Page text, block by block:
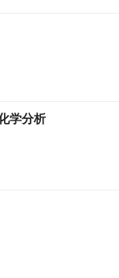
学分析